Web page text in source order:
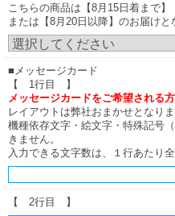
こちらの商品は【8月15日着まで】
または【8月20日以降】のお届け
■メッセージカード
【 1行目 】
メッセージカードをご希望される
レイアウトは弊社おまかせとなりま
機種依存文字・絵文字・特殊記号
きません。
入力できる文字数は、１行あたり
【 2行目 】